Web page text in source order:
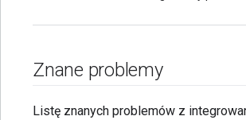
Znane problemy
Listę znanych problemów z